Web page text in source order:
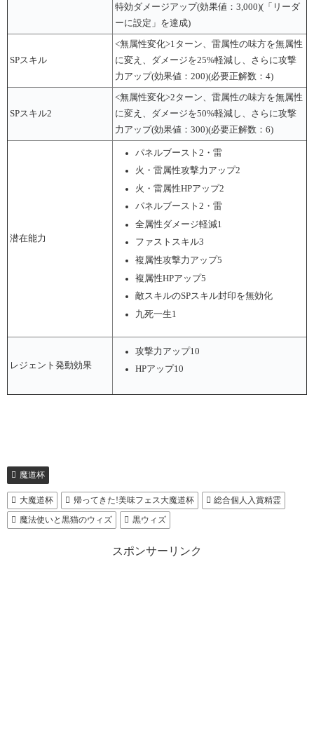
特効ダメージアップ(効果値：3,000)(「リーダ
ーに設定」を達成)
SPスキル
<無属性変化>1ターン、雷属性の味方を無属性
に変え、ダメージを25%軽減し、さらに攻撃
力アップ(効果値：200)(必要正解数：4)
SPスキル2
<無属性変化>2ターン、雷属性の味方を無属性
に変え、ダメージを50%軽減し、さらに攻撃
力アップ(効果値：300)(必要正解数：6)
潜在能力
パネルブースト2・雷
火・雷属性攻撃力アップ2
火・雷属性HPアップ2
パネルブースト2・雷
全属性ダメージ軽減1
ファストスキル3
複属性攻撃力アップ5
複属性HPアップ5
敵スキルのSPスキル封印を無効化
九死一生1
レジェント発動効果
攻撃力アップ10
HPアップ10
魔道杯
大魔道杯 帰ってきた!美味フェス大魔道杯
総合個人入賞精霊
魔法使いと黒猫のウィズ
黒ウィズ
スポンサーリンク